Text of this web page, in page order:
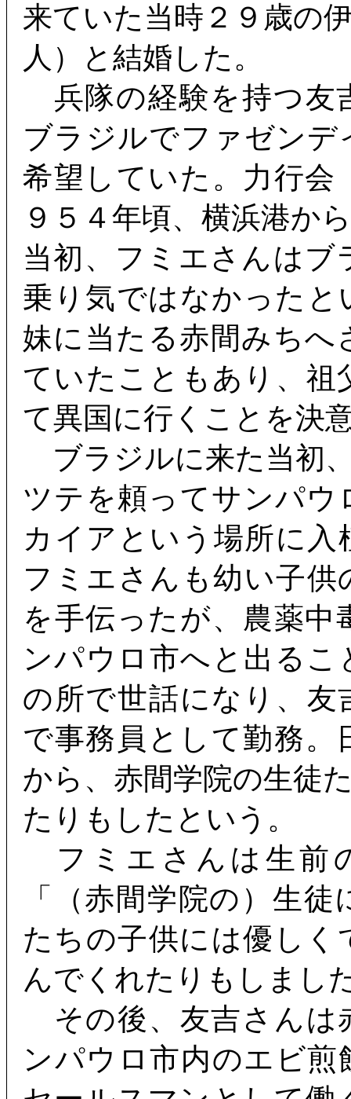
来ていた当時２９歳の
人）と結婚した。
兵隊の経験を持つ友
ブラジルでファゼン
希望していた。力行会
９５４年頃、横浜港か
当初、フミエさんは
乗り気ではなかったと
妹に当たる赤間みちへ
ていたこともあり、祖
て異国に行くことを決
ブラジルに来た当初
ツテを頼ってサンパ
カイアという場所に
フミエさんも幼い子
を手伝ったが、農薬
ンパウロ市へと出る
の所で世話になり、友
で事務員として勤務
から、赤間学院の生徒
たりもしたという。
フミエさんは生前
「（赤間学院の）生
たちの子供には優し
んでくれたりもしまし
その後、友吉さんは
ンパウロ市内のエビ